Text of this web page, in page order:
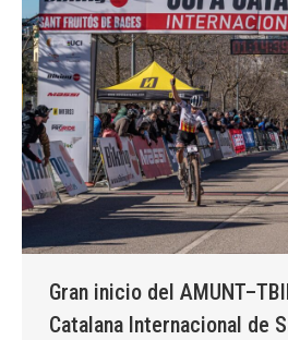
Gran inicio del
Catalana Internacional de